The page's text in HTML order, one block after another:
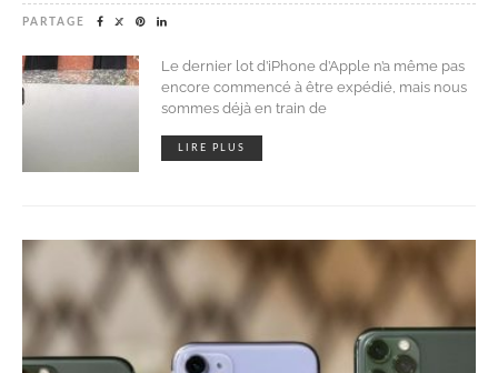
PARTAGE
Le dernier lot d’iPhone d’Apple n’a même pas
encore commencé à être expédié, mais nous
sommes déjà en train de
LIRE PLUS